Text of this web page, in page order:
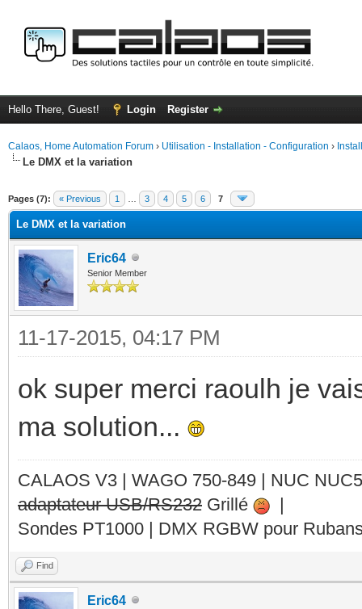
Hello There, Guest! Login Register
Calaos, Home Automation Forum › Utilisation - Installation - Configuration ›
Le DMX et la variation
Pages (7): « Previous 1 3 4 5 6 7
Le DMX et la variation
Eric64
Senior Member
11-17-2015, 04:17 PM
ok super merci raoulh je
ma solution...
CALAOS V3 | WAGO 750-849 | NUC
adaptateur USB/RS232 Grillé
|
Sondes PT1000 | DMX RGBW pour
Find
Eric64